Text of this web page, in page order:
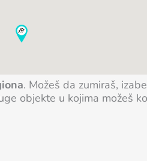
. Možeš da zumiraš,
objekte u kojima možeš